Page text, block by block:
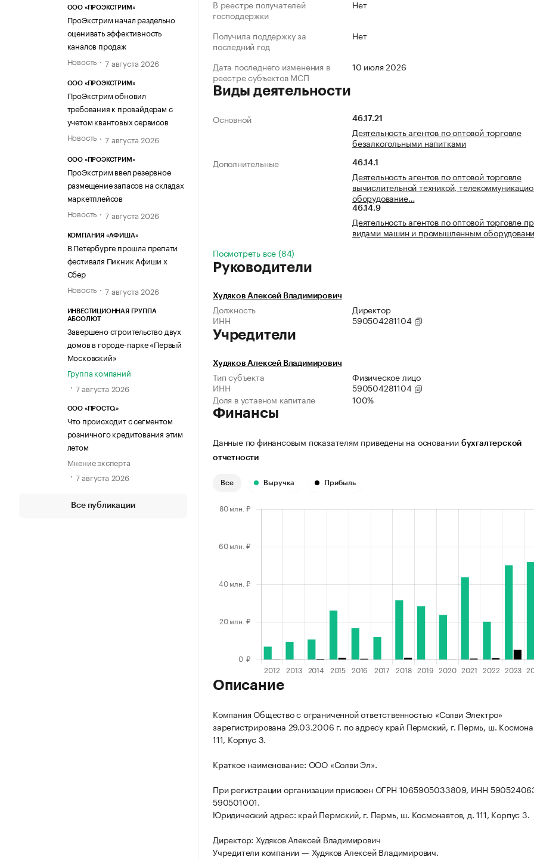
ООО «ПРОЭКСТРИМ»
ПроЭкстрим начал раздельно
оценивать эффективность
каналов продаж
Новость
7 августа 2026
ООО «ПРОЭКСТРИМ»
ПроЭкстрим обновил
требования к провайдерам с
учетом квантовых сервисов
Новость
7 августа 2026
ООО «ПРОЭКСТРИМ»
ПроЭкстрим ввел резервное
размещение запасов на складах
маркетплейсов
Новость
7 августа 2026
КОМПАНИЯ «АФИША»
В Петербурге прошла препати
фестиваля Пикник Афиши х
Сбер
Новость
7 августа 2026
ИНВЕСТИЦИОННАЯ ГРУППА
АБСОЛЮТ
Завершено строительство двух
домов в городе-парке «Первый
Московский»
Группа компаний
7 августа 2026
ООО «ПРОСТО.»
Что происходит с сегментом
розничного кредитования этим
летом
Мнение эксперта
7 августа 2026
Все публикации
В реестре получателей
господдержки
Нет
Получила поддержку за
последний год
Нет
Дата последнего изменения в
реестре субъектов МСП
10 июля 2026
Виды деятельности
Основной 46.17.21
Деятельность агентов по оптовой торговле
безалкогольными напитками
Дополнительные
46.14.1
Деятельность агентов по оптовой торговле
вычислительной техникой,
оборудование…
46.14.9
Деятельность агентов по оптовой торговле
видами машин и промышленным
Посмотреть все (84)
Руководители
Худяков Алексей Владимирович
Должность
Директор
ИНН
590504281104
Учредители
Худяков Алексей Владимирович
Тип субъекта
Физическое лицо
ИНН
590504281104
Доля в уставном капитале
100%
Финансы
Данные по финансовым показателям приведены на основании бухгалтерской
отчетности
Все Выручка Прибыль
Описание
Компания Общество с ограниченной ответственностью «Солви Электро»
зарегистрирована 29.03.2006 г. по адресу край Пермский, г. Пермь, ш.
111, Корпус 3.
Краткое наименование: ООО «Солви Эл».
При регистрации организации присвоен ОГРН 1065905033809, ИНН
590501001.
Юридический адрес: край Пермский, г. Пермь, ш. Космонавтов, д. 111, Корпус 3.
Директор: Худяков Алексей Владимирович
Учредители компании — Худяков Алексей Владимирович.